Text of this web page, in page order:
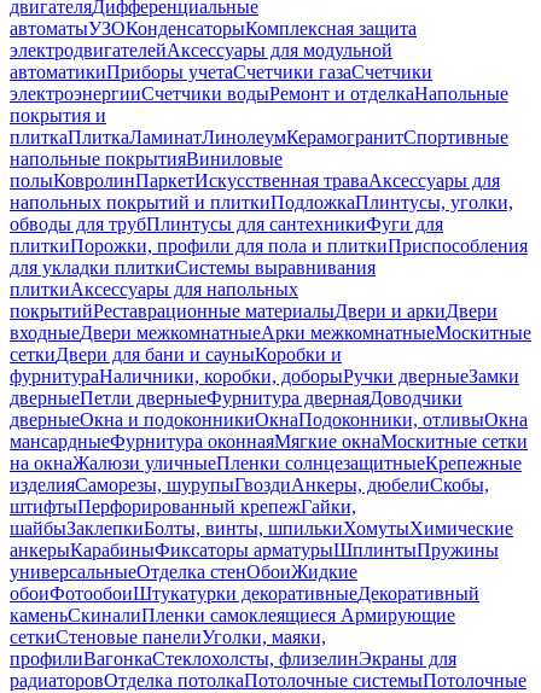
двигателяДифференциальные
автоматыУЗОКонденсаторыКомплексная защита
электродвигателейАксессуары для модульной
автоматикиПриборы учетаСчетчики газаСчетчики
электроэнергииСчетчики водыРемонт и отделкаНапольные
покрытия и
плиткаПлиткаЛаминатЛинолеумКерамогранитСпортивные
напольные покрытияВиниловые
полыКовролинПаркетИскусственная траваАксессуары для
напольных покрытий и плиткиПодложкаПлинтусы, уголки,
обводы для трубПлинтусы для сантехникиФуги для
плиткиПорожки, профили для пола и плиткиПриспособления
для укладки плиткиСистемы выравнивания
плиткиАксессуары для напольных
покрытийРеставрационные материалыДвери и аркиДвери
входныеДвери межкомнатныеАрки межкомнатныеМоскитные
сеткиДвери для бани и сауныКоробки и
фурнитураНаличники, коробки, доборыРучки дверныеЗамки
дверныеПетли дверныеФурнитура двернаяДоводчики
дверныеОкна и подоконникиОкнаПодоконники, отливыОкна
мансардныеФурнитура оконнаяМягкие окнаМоскитные сетки
на окнаЖалюзи уличныеПленки солнцезащитныеКрепежные
изделияСаморезы, шурупыГвоздиАнкеры, дюбелиСкобы,
штифтыПерфорированный крепежГайки,
шайбыЗаклепкиБолты, винты, шпилькиХомутыХимические
анкерыКарабиныФиксаторы арматурыШплинтыПружины
универсальныеОтделка стенОбоиЖидкие
обоиФотообоиШтукатурки декоративныеДекоративный
каменьСкиналиПленки самоклеящиеся Армирующие
сеткиСтеновые панелиУголки, маяки,
профилиВагонкаСтеклохолсты, флизелинЭкраны для
радиаторовОтделка потолкаПотолочные системыПотолочные